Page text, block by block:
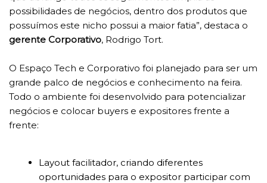
possibilidades de negócios, dentro dos produtos que
possuímos este nicho possui a maior fatia”, destaca o
gerente Corporativo, Rodrigo Tort.
O Espaço Tech e Corporativo foi planejado para ser um
grande palco de negócios e conhecimento na feira.
Todo o ambiente foi desenvolvido para potencializar
negócios e colocar buyers e expositores frente a
frente:
Layout facilitador, criando diferentes
oportunidades para o expositor participar com